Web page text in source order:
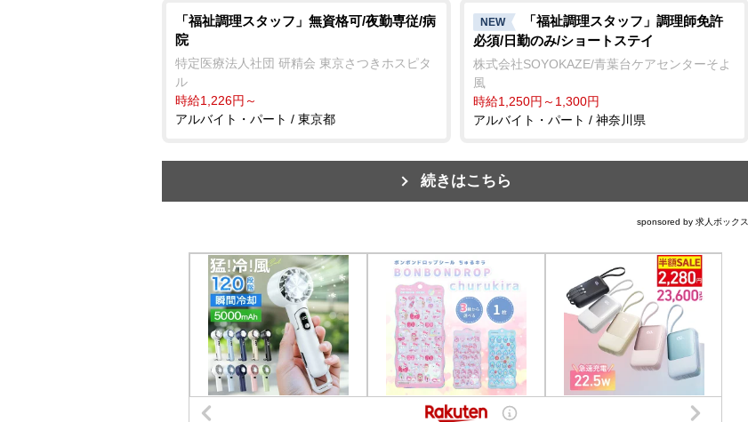
「福祉調理スタッフ」無資格可/夜勤専従/病
院
特定医療法人社団 研精会 東京さつきホスピタ
ル
時給1,226円～
アルバイト・パート / 東京都
NEW
「福祉調理スタッフ」調理師免許
必須/日勤のみ/ショートステイ
株式会社SOYOKAZE/青葉台ケアセンターそよ
風
時給1,250円～1,300円
アルバイト・パート / 神奈川県
続きはこちら
sponsored by 求人ボックス